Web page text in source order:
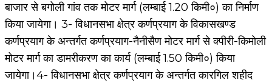
बाजार से बगोली गांव तक मोटर मार्ग (लम्बाई 1.20 किमी०) का निर्माण
किया जायेगा। 3- विधानसभा क्षेत्र कर्णप्रयाग के विकासखण्ड
कर्णप्रयाग के अन्तर्गत कर्णप्रयाग-नैनीसैण मोटर मार्ग से क्पीरी-किमोली
मोटर मार्ग का डामरीकरण का कार्य (लम्बाई 1.50 किमी०) किया
जायेगा।4- विधानसभा क्षेत्र कर्णप्रयाग के अन्तर्गत कारगिल शहीद